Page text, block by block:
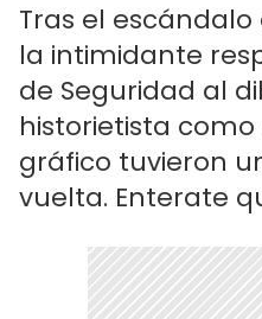
Tras el
la intimidante
de Seguridad al
historietista
gráfico tuvieron
vuelta. Enterate